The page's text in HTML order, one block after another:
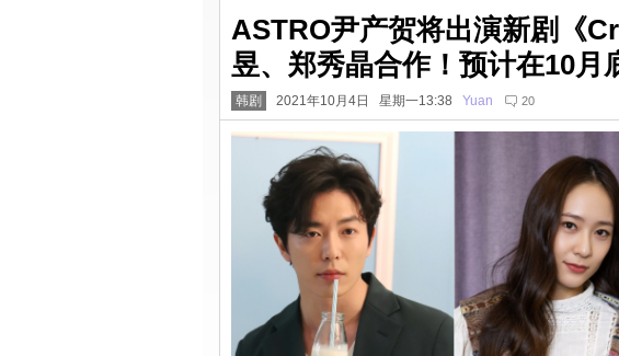
ASTRO尹产贺将出演新剧《
昱、郑秀晶合作！预计在10月
韩剧 2021年10月4日 星期一13:38 Yuan 20